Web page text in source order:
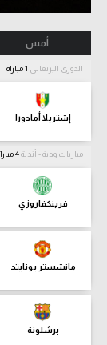
أمس
الدوري البرتغالي
إشتريلا أمادورا
مباريات ودية - أندية
فرينكفاروزي
مانشستر يونايتد
برشلونة